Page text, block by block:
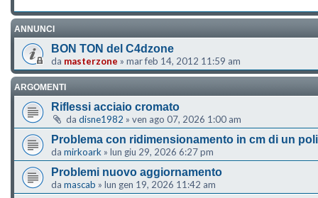
ANNUNCI
BON TON del C4dzone
da masterzone » mar feb 14, 2012 11:59 am
ARGOMENTI
Riflessi acciaio cromato
da disne1982 » ven ago 07, 2026 1:00 am
Problema con ridimensionamento in cm di un
da mirkoark » lun giu 29, 2026 6:27 pm
Problemi nuovo aggiornamento
da mascab » lun gen 19, 2026 11:42 am